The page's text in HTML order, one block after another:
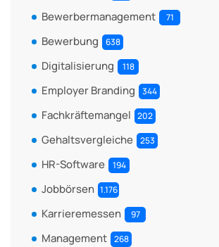
Bewerbermanagement 71
Bewerbung 638
Digitalisierung 118
Employer Branding 344
Fachkräftemangel 202
Gehaltsvergleiche 253
HR-Software 194
Jobbörsen 1.176
Karrieremessen 97
Management 268